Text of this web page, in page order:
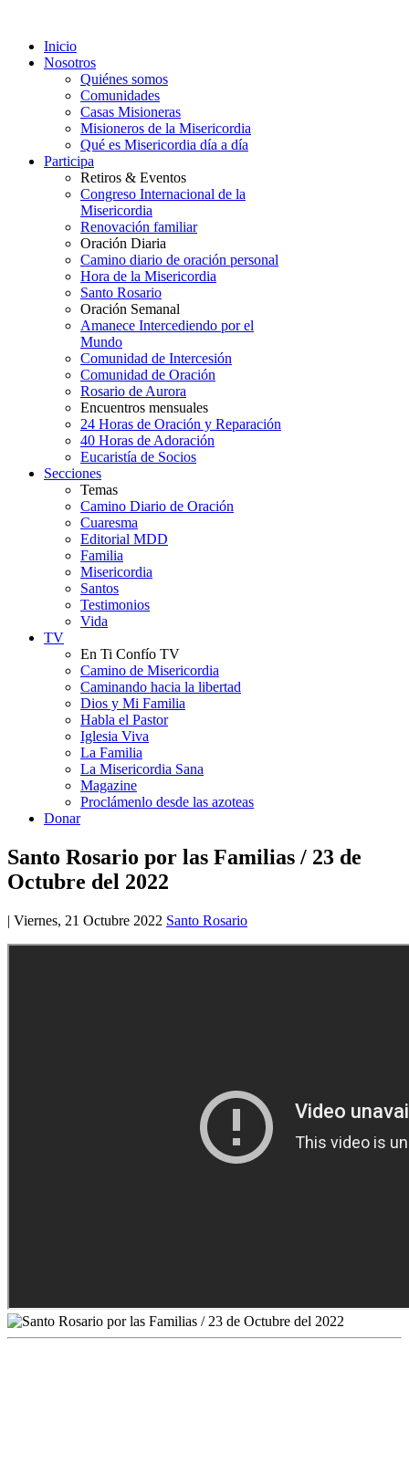
Inicio
Nosotros
Quiénes somos
Comunidades
Casas Misioneras
Misioneros de la Misericordia
Qué es Misericordia día a día
Participa
Retiros & Eventos
Congreso Internacional de la
Misericordia
Renovación familiar
Oración Diaria
Camino diario de oración personal
Hora de la Misericordia
Santo Rosario
Oración Semanal
Amanece Intercediendo por el
Mundo
Comunidad de Intercesión
Comunidad de Oración
Rosario de Aurora
Encuentros mensuales
24 Horas de Oración y Reparación
40 Horas de Adoración
Eucaristía de Socios
Secciones
Temas
Camino Diario de Oración
Cuaresma
Editorial MDD
Familia
Misericordia
Santos
Testimonios
Vida
TV
En Ti Confío TV
Camino de Misericordia
Caminando hacia la libertad
Dios y Mi Familia
Habla el Pastor
Iglesia Viva
La Familia
La Misericordia Sana
Magazine
Proclámenlo desde las azoteas
Donar
Santo Rosario por las Familias / 23 de
Octubre del 2022
| Viernes, 21 Octubre 2022 Santo Rosario